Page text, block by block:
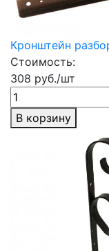
Кронштейн
Стоимость:
308 руб./шт
В корзину